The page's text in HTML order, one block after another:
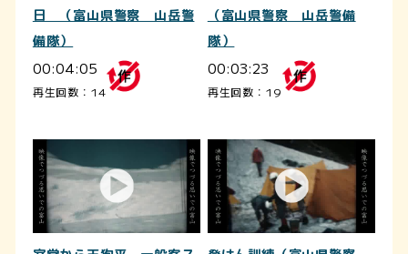
日 （富山県警察 山岳警
備隊）
00:04:05
再生回数：14
（富山県警察 山岳警備
隊）
00:03:23
再生回数：19